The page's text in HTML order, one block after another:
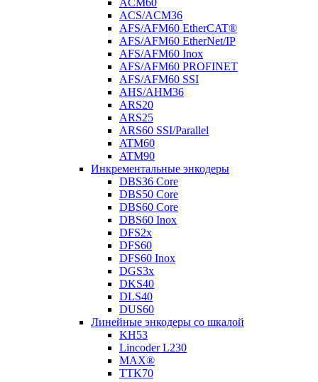
ACM60
ACS/ACM36
AFS/AFM60 EtherCAT®
AFS/AFM60 EtherNet/IP
AFS/AFM60 Inox
AFS/AFM60 PROFINET
AFS/AFM60 SSI
AHS/AHM36
ARS20
ARS25
ARS60 SSI/Parallel
ATM60
ATM90
Инкрементальные энкодеры
DBS36 Core
DBS50 Core
DBS60 Core
DBS60 Inox
DFS2x
DFS60
DFS60 Inox
DGS3x
DKS40
DLS40
DUS60
Линейные энкодеры со шкалой
KH53
Lincoder L230
MAX®
TTK70